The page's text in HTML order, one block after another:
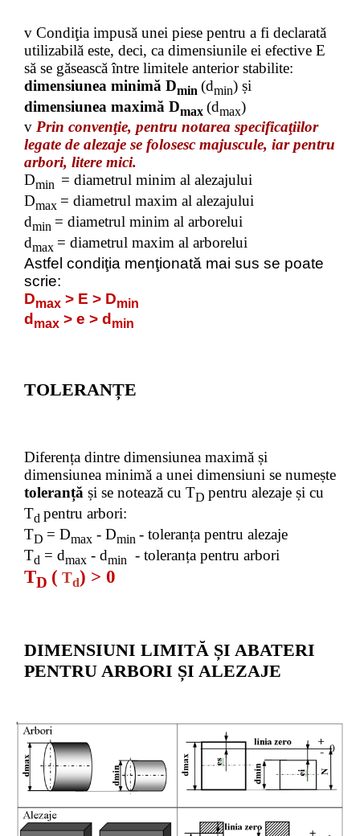
v Condiţia impusă unei piese pentru a fi declarată
utilizabilă este, deci, ca dimensiunile ei efective E
să se găsească între limitele anterior stabilite:
dimensiunea minimă Dmin (dmin) și
dimensiunea maximă Dmax (dmax)
v Prin convenţie, pentru notarea specificaţiilor
legate de alezaje se folosesc majuscule, iar pentru
arbori, litere mici.
Dmin = diametrul minim al alezajului
Dmax = diametrul maxim al alezajului
dmin = diametrul minim al arborelui
dmax = diametrul maxim al arborelui
Astfel condiţia menţionată mai sus se poate
scrie:
Dmax > E > Dmin
d max > e > d min
TOLERANȚE
Diferența dintre dimensiunea maximă și
dimensiunea minimă a unei dimensiuni se numește
toleranță și se notează cu TD pentru alezaje și cu
Td pentru arbori:
TD = Dmax - Dmin - toleranța pentru alezaje
Td = dmax - dmin - toleranța pentru arbori
TD ( Td) > 0
DIMENSIUNI LIMITĂ ȘI ABATERI
PENTRU ARBORI ȘI ALEZAJE